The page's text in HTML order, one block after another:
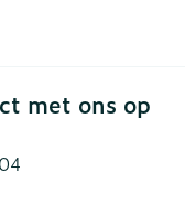
met ons op